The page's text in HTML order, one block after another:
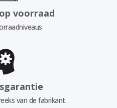
voorraad
van de fabrikant.